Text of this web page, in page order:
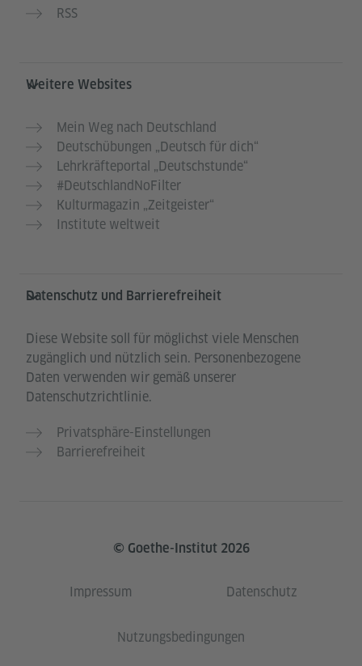
RSS
Weitere Websites
Mein Weg nach Deutschland
Deutschübungen „Deutsch für dich“
Lehrkräfteportal „Deutschstunde“
#DeutschlandNoFilter
Kulturmagazin „Zeitgeister“
Institute weltweit
Datenschutz und Barrierefreiheit
Diese Website soll für möglichst viele Menschen
zugänglich und nützlich sein. Personenbezogene
Daten verwenden wir gemäß unserer
Datenschutzrichtlinie.
Privatsphäre-Einstellungen
Barrierefreiheit
© Goethe-Institut 2026
Impressum Datenschutz
Nutzungsbedingungen